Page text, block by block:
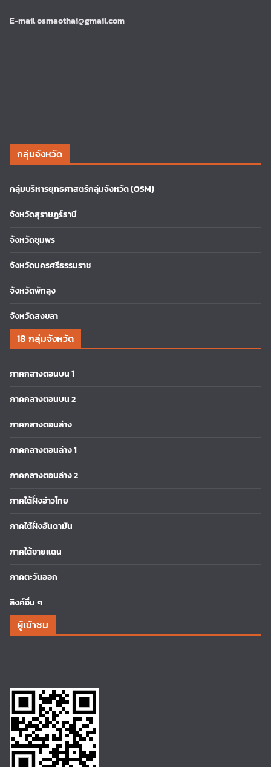
E-mail osmaothai@gmail.com
กลุ่มจังหวัด
กลุ่มบริหารยุทธศาสตร์กลุ่มจังหวัด (OSM)
จังหวัดสุราษฎร์ธานี
จังหวัดชุมพร
จังหวัดนครศรีธรรมราช
จังหวัดพัทลุง
จังหวัดสงขลา
18 กลุ่มจังหวัด
ภาคกลางตอนบน 1
ภาคกลางตอนบน 2
ภาคกลางตอนล่าง
ภาคกลางตอนล่าง 1
ภาคกลางตอนล่าง 2
ภาคใต้ฝั่งอ่าวไทย
ภาคใต้ฝั่งอันดามัน
ภาคใต้ชายแดน
ภาคตะวันออก
ลิงค์อื่น ๆ
ผู้เข้าชม